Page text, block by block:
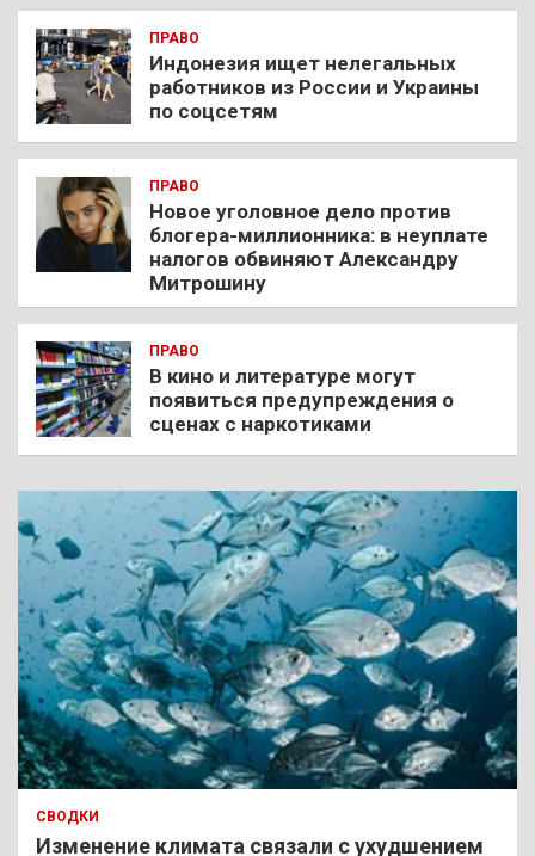
ПРАВО
Индонезия ищет нелегальных
работников из России и Украины
по соцсетям
ПРАВО
Новое уголовное дело против
блогера-миллионника: в неуплате
налогов обвиняют Александру
Митрошину
ПРАВО
В кино и литературе могут
появиться предупреждения о
сценах с наркотиками
СВОДКИ
Изменение климата связали с ухудшением